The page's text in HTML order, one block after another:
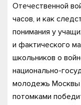
Отечественной
часов, и как
понимания у
и фактического
школьников о
национально-
молодежь Москвы
потомками